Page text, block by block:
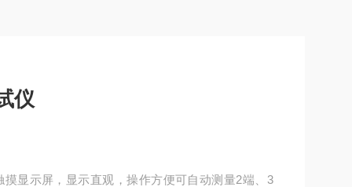
仪
显示屏，显示直观，操作方便可自动测量2端、3